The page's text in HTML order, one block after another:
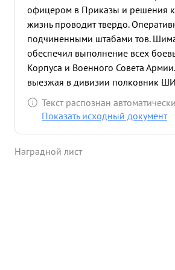
офицером в Приказы и решения
жизнь проводит твердо.
подчиненными штабами тов.
обеспечил выполнение всех
Корпуса и Военного Совета
выезжая в дивизии полковник
умело вскрывал все недочеты в
войсками и принимая
храбрость и умелое 24 управк
Текст распознан автоматически
Показать исходный документ
Наградной лист